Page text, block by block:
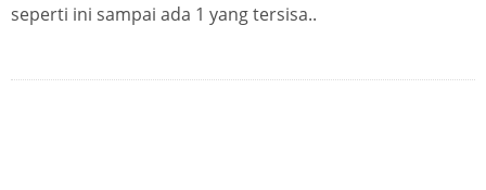
seperti ini sampai ada 1 yang tersisa..